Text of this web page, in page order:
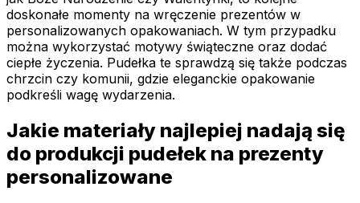
doskonałe momenty na wręczenie prezentów w
personalizowanych opakowaniach. W tym przypadku
można wykorzystać motywy świąteczne oraz dodać
ciepłe życzenia. Pudełka te sprawdzą się także podczas
chrzcin czy komunii, gdzie eleganckie opakowanie
podkreśli wagę wydarzenia.
Jakie materiały najlepiej nadają się
do produkcji pudełek na prezenty
personalizowane